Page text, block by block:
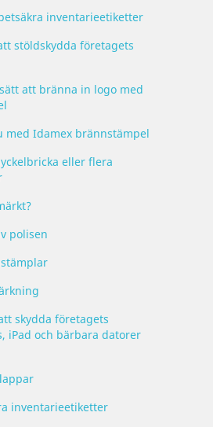
inventarieetiketter
stöldskydda företagets
att bränna in logo med
med Idamex brännstämpel
eller flera
polisen
skydda företagets
iPad och bärbara datorer
inventarieetiketter